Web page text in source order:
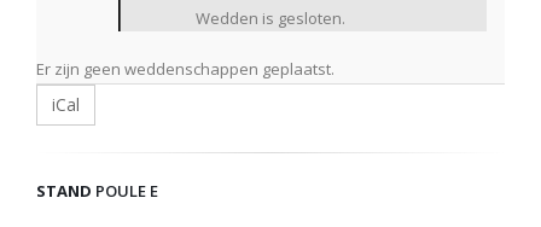
Wedden is gesloten.
Er zijn geen weddenschappen geplaatst.
iCal
STAND POULE E